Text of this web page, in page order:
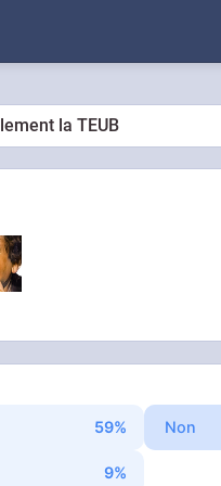
la TEUB
Non